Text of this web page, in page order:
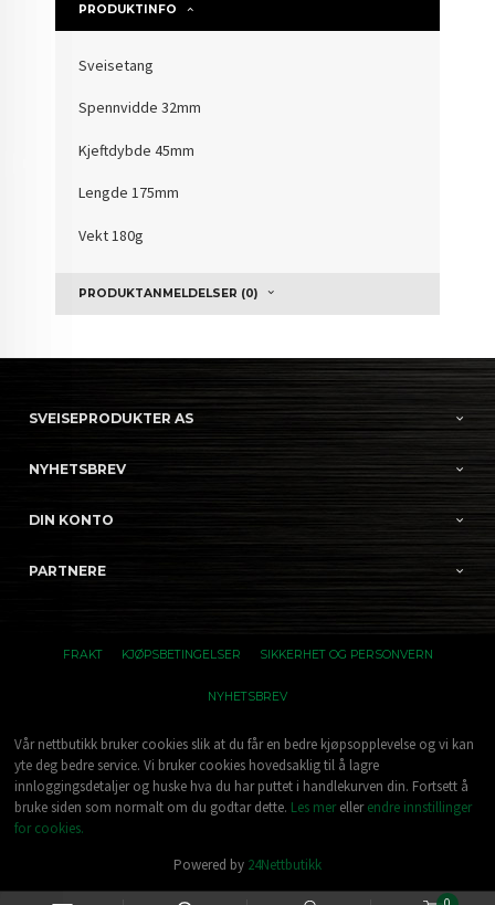
PRODUKTINFO
Sveisetang
Spennvidde 32mm
Kjeftdybde 45mm
Lengde 175mm
Vekt 180g
PRODUKTANMELDELSER (0)
SVEISEPRODUKTER AS
NYHETSBREV
DIN KONTO
PARTNERE
FRAKT KJØPSBETINGELSER SIKKERHET OG PERSONVERN
NYHETSBREV
Vår nettbutikk bruker cookies slik at du får en bedre kjøpsopplevelse og vi kan
yte deg bedre service. Vi bruker cookies hovedsaklig til å lagre
innloggingsdetaljer og huske hva du har puttet i handlekurven din. Fortsett å
bruke siden som normalt om du godtar dette. Les merellerendre innstillinger
for cookies.
Powered by 24Nettbutikk